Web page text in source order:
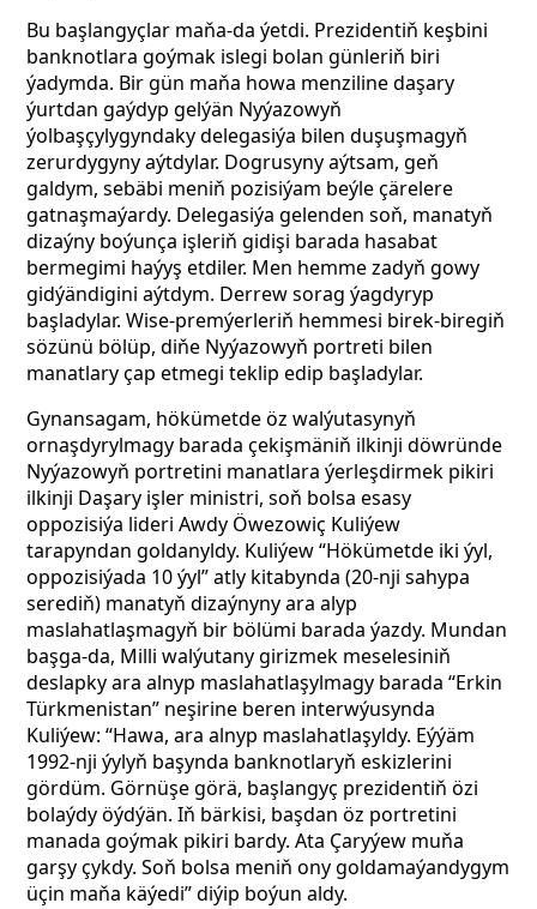
Bu başlangyçlar maňa-da ýetdi. Prezidentiň keşbini
banknotlara goýmak islegi bolan günleriň biri
ýadymda. Bir gün maňa howa menziline daşary
ýurtdan gaýdyp gelýän Nyýazowyň
ýolbaşçylygyndaky delegasiýa bilen duşuşmagyň
zerurdygyny aýtdylar. Dogrusyny aýtsam, geň
galdym, sebäbi meniň pozisiýam beýle çärelere
gatnaşmaýardy. Delegasiýa gelenden soň, manatyň
dizaýny boýunça işleriň gidişi barada hasabat
bermegimi haýyş etdiler. Men hemme zadyň gowy
gidýändigini aýtdym. Derrew sorag ýagdyryp
başladylar. Wise-premýerleriň hemmesi birek-biregiň
sözünü bölüp, diňe Nyýazowyň portreti bilen
manatlary çap etmegiteklip edip başladylar.
Gynansagam, hökümetde öz walýutasynyň
ornaşdyrylmagy barada çekişmäniň ilkinji döwründe
Nyýazowyň portretini manatlara ýerleşdirmek pikiri
ilkinji Daşary işler ministri, soň bolsa esasy
oppozisiýa lideri Awdy Öwezowiç Kuliýew
tarapyndan goldanyldy. Kuliýew “Hökümetde iki ýyl,
oppozisiýada 10 ýyl” atly kitabynda (20-nji sahypa
serediň) manatyň dizaýnyny ara alyp
maslahatlaşmagyň bir bölümi barada ýazdy. Mundan
başga-da, Milli walýutany girizmek meselesiniň
deslapky ara alnyp maslahatlaşylmagy barada “Erkin
Türkmenistan” neşirine beren interwýusynda
Kuliýew: “Hawa, ara alnyp maslahatlaşyldy. Eýýäm
1992-nji ýylyň başynda banknotlaryň eskizlerini
gördüm. Görnüşe görä, başlangyç prezidentiň özi
bolaýdy öýdýän. Iň bärkisi, başdan öz portretini
manada goýmak pikiri bardy. Ata Çaryýew muňa
garşy çykdy. Soň bolsa meniň ony goldamaýandygym
üçin maňa käýedi” diýip boýun aldy.